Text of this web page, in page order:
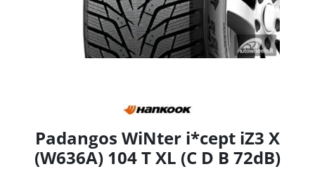
Padangos WiNter i*cept iZ3 X
(W636A) 104 T XL (C D B 72dB)